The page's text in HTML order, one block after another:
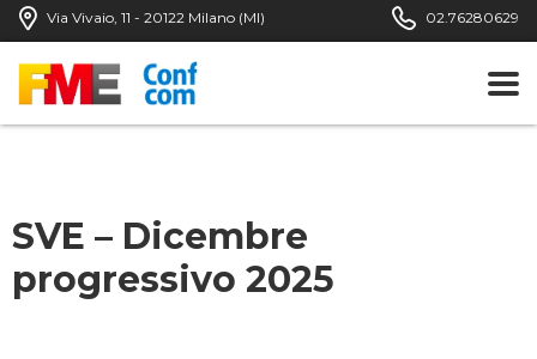
Via Vivaio, 11 - 20122 Milano (MI) 02.76280629
SVE – Dicembre
progressivo 2025